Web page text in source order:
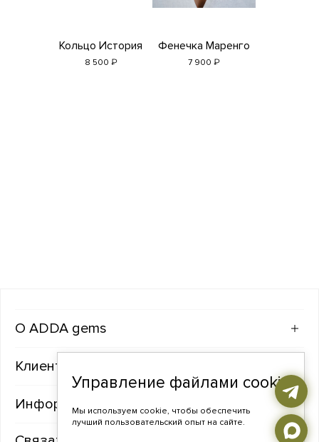
Кольцо История
8 500 ₽
Фенечка Маренго
7 900 ₽
ADDA gems
Клиентам
Информация
Управление файлами cookie
Мы используем cookie, чтобы обеспечить
лучший пользовательский опыт на сайте.